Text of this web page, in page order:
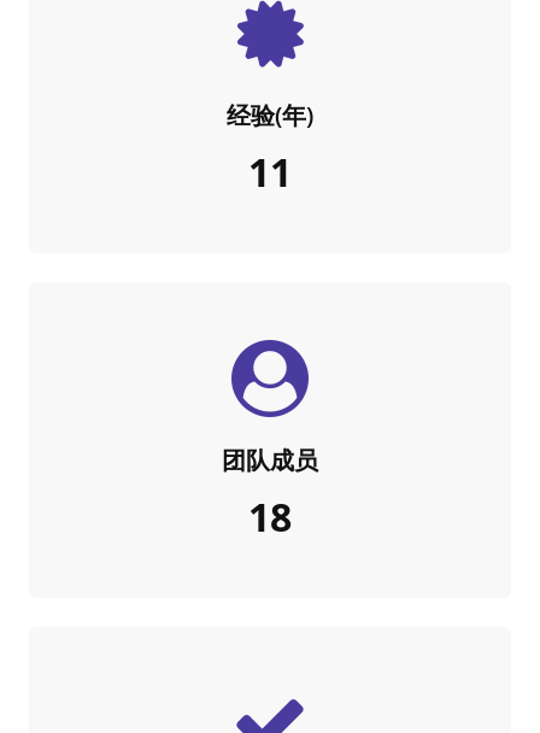
经验(年)
12
团队成员
20